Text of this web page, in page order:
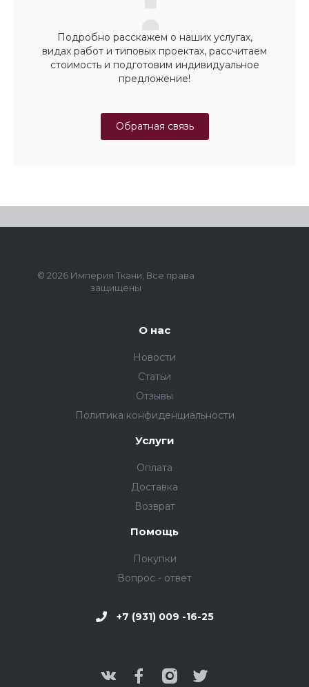
Подробно расскажем о наших услугах,
видах работ и типовых проектах, рассчитаем
стоимость и подготовим индивидуальное
предложение!
Обратная связь
© 2026 Империя Ткани, Все права
защищены
О нас
Новости
Статьи
Отзывы
Политика конфиденциальности
Услуги
Оплата
Доставка
Возврат
Помощь
Покупки
Вопрос - ответ
+7 (931) 009 -16-25